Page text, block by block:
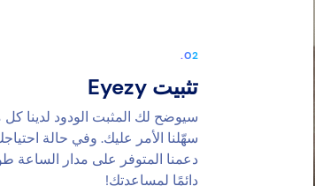
تثبيت Eyezy
سيوضح لك المثبت الودود لدينا كل
سهّلنا الأمر عليك. وفي حالة
دعمنا المتوفر على مدار الساعة
دائمًا لمساعدتك!